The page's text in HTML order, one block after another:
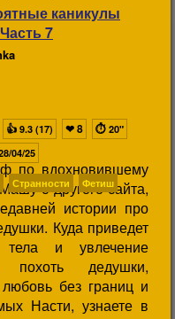
каникулы
7
по вдохновившему
с другого сайта,
истории про
Куда приведет
и увлечение
похоть дедушки,
без границ и
Насти, узнаете в
👍 9.3 (17) ❤8 ⏱ 20"
04/25
Странности Фетиш